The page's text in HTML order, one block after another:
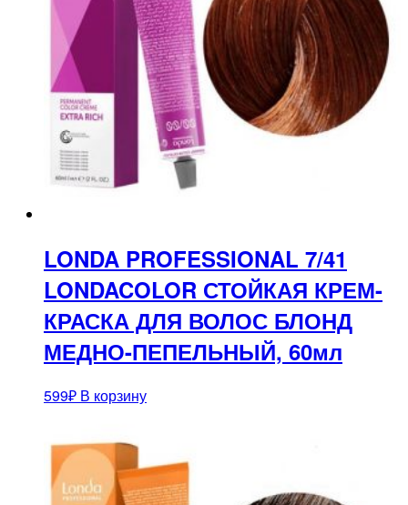
LONDA PROFESSIONAL 7/41
LONDACOLOR СТОЙКАЯ КРЕМ-
КРАСКА ДЛЯ ВОЛОС БЛОНД
МЕДНО-ПЕПЕЛЬНЫЙ, 60мл
599₽ В корзину